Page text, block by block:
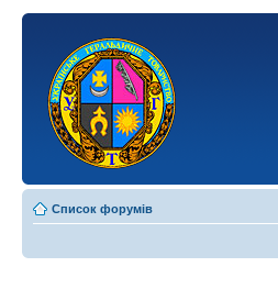
Список форумів